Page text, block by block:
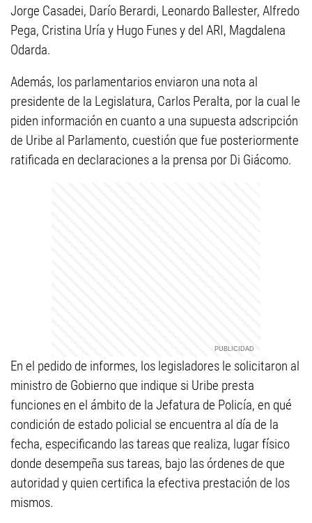
Jorge Casadei, Darío Berardi, Leonardo Ballester, Alfredo
Pega, Cristina Uría y Hugo Funes y del ARI, Magdalena
Odarda.
Además, los parlamentarios enviaron una nota al
presidente de la Legislatura, Carlos Peralta, por la cual le
piden información en cuanto a una supuesta adscripción
de Uribe al Parlamento, cuestión que fue posteriormente
ratificada en declaraciones a la prensa por Di Giácomo.
En el pedido de informes, los legisladores le solicitaron al
ministro de Gobierno que indique si Uribe presta
funciones en el ámbito de la Jefatura de Policía, en qué
condición de estado policial se encuentra al día de la
fecha, especificando las tareas que realiza, lugar físico
donde desempeña sus tareas, bajo las órdenes de que
autoridad y quien certifica la efectiva prestación de los
mismos.